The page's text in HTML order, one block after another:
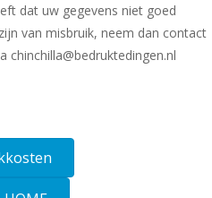
dat uw gegevens niet goed
van misbruik, neem dan contact
chinchilla@bedruktedingen.nl